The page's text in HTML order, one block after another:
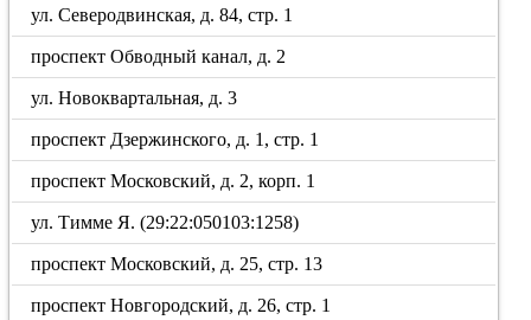
ул. Северодвинская, д. 84, стр. 1
проспект Обводный канал, д. 2
ул. Новоквартальная, д. 3
проспект Дзержинского, д. 1, стр. 1
проспект Московский, д. 2, корп. 1
ул. Тимме Я. (29:22:050103:1258)
проспект Московский, д. 25, стр. 13
проспект Новгородский, д. 26, стр. 1